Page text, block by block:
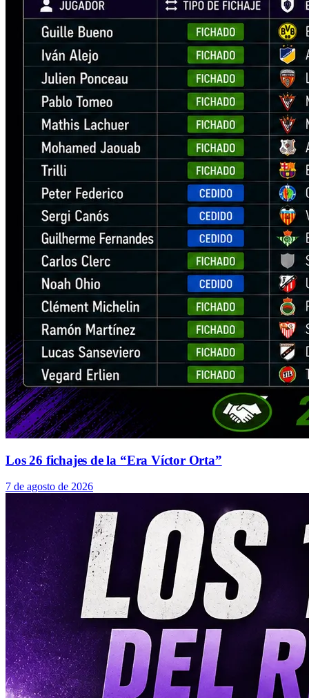
Los 26 fichajes de la “Era Víctor Orta”
7 de agosto de 2026